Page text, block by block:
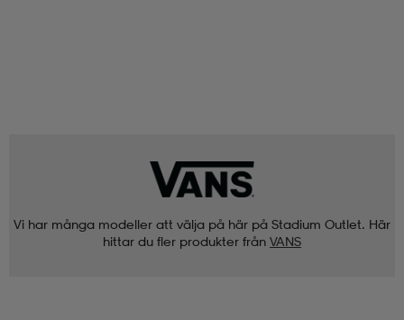
Vi har många modeller att välja på här på Stadium Outlet. Här
hittar du fler produkter från VANS